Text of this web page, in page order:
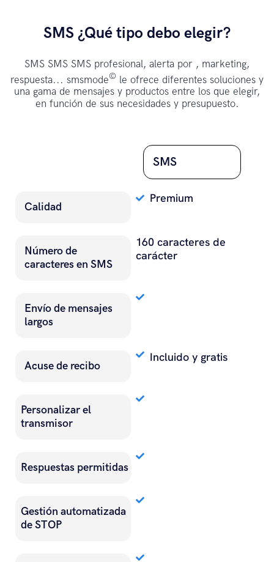
SMS ¿Qué tipo debo elegir?
SMS SMS SMS profesional, alerta por , marketing,
respuesta... smsmode© le ofrece diferentes soluciones y
una gama de mensajes y productos entre los que elegir,
en función de sus necesidades y presupuesto.
SMS
Calidad
Premium
Número de
caracteres en SMS
160 caracteres de
carácter
Envío de mensajes
largos
Acuse de recibo
Incluido y gratis
Personalizar el
transmisor
Respuestas permitidas
Gestión automatizada
de STOP